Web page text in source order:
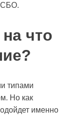
СБО.
что
типами
Но как
именно